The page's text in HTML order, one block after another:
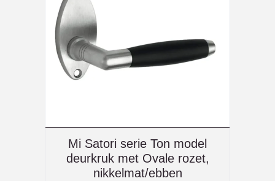
Mi Satori serie Ton model
deurkruk met Ovale rozet,
nikkelmat/ebben